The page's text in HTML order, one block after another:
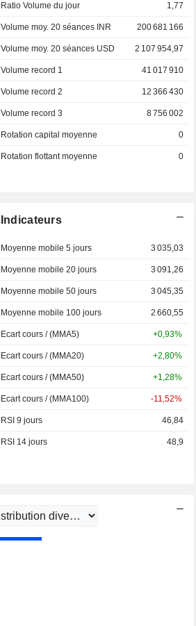
Ratio Volume du jour 1,77
Volume moy. 20 séances INR 200 681 166
Volume moy. 20 séances USD 2 107 954,97
Volume record 1 41 017 910
Volume record 2 12 366 430
Volume record 3 8 756 002
Rotation capital moyenne 0
Rotation flottant moyenne 0
Indicateurs
Moyenne mobile 5 jours 3 035,03
Moyenne mobile 20 jours 3 091,26
Moyenne mobile 50 jours 3 045,35
Moyenne mobile 100 jours 2 660,55
Ecart cours / (MMA5) +0,93%
Ecart cours / (MMA20) +2,80%
Ecart cours / (MMA50) +1,28%
Ecart cours / (MMA100) -11,52%
RSI 9 jours 46,84
RSI 14 jours 48,9